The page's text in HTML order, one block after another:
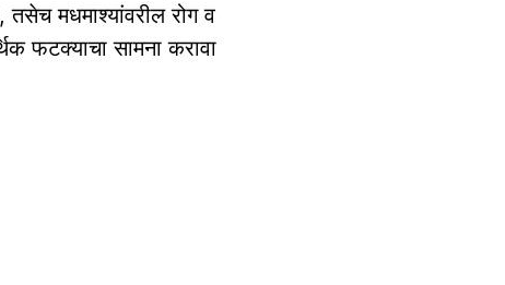
मधमाश्यांवरील रोग व
फटक्याचा सामना करावा